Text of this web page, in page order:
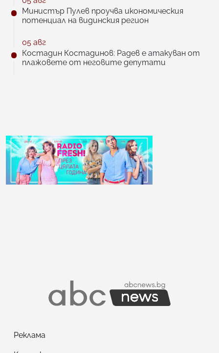
Министър Пулев проучва икономическия
потенциал на видинския регион
05 авг
Костадин Костадинов: Радев е атакуван от
плажoвете от неговите депутати
Реклама